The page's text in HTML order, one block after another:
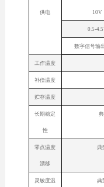
供电 10V
0.5-
数字信号输
工作温度
补偿温度
贮存温度
长期稳定
性
零点温度
漂移
典
灵敏度温 典